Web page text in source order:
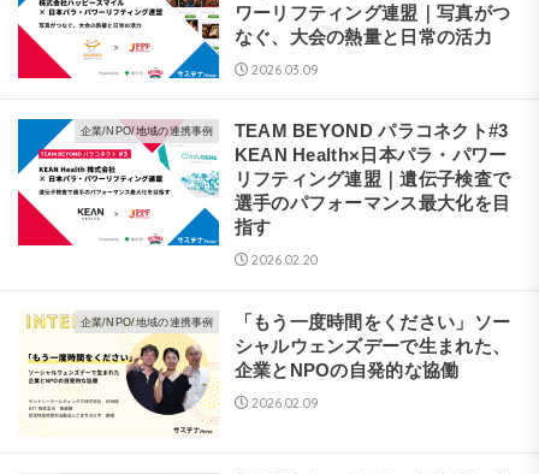
ワーリフティング連盟｜写真がつ
なぐ、大会の熱量と日常の活力
2026.03.09
企業/NPO/地域の連携事例
TEAM BEYOND パラコネクト#3
KEAN Health×日本パラ・パワー
リフティング連盟｜遺伝子検査で
選手のパフォーマンス最大化を目
指す
2026.02.20
企業/NPO/地域の連携事例
「もう一度時間をください」ソー
シャルウェンズデーで生まれた、
企業とNPOの自発的な協働
2026.02.09